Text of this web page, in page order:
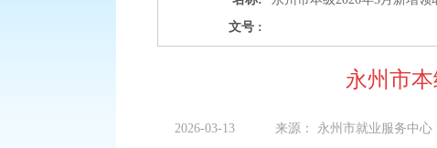
文号 :
永州市
2026-03-13 来源： 永州市就业服务中心